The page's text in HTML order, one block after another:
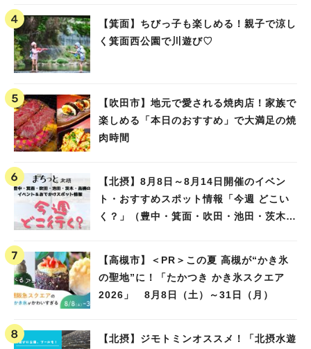
【箕面】ちびっ子も楽しめる！親子で涼し
く箕面西公園で川遊び♡
【吹田市】地元で愛される焼肉店！家族で
楽しめる「本日のおすすめ」で大満足の焼
肉時間
【北摂】8月8日～8月14日開催のイベン
ト・おすすめスポット情報「今週 どこい
く？」（豊中・箕面・吹田・池田・茨木・
【高槻市】＜PR＞この夏 高槻が“かき氷
の聖地”に！「たかつき かき氷スクエア
2026」 8月8日（土）～31日（月）
【北摂】ジモトミンオススメ！「北摂水遊